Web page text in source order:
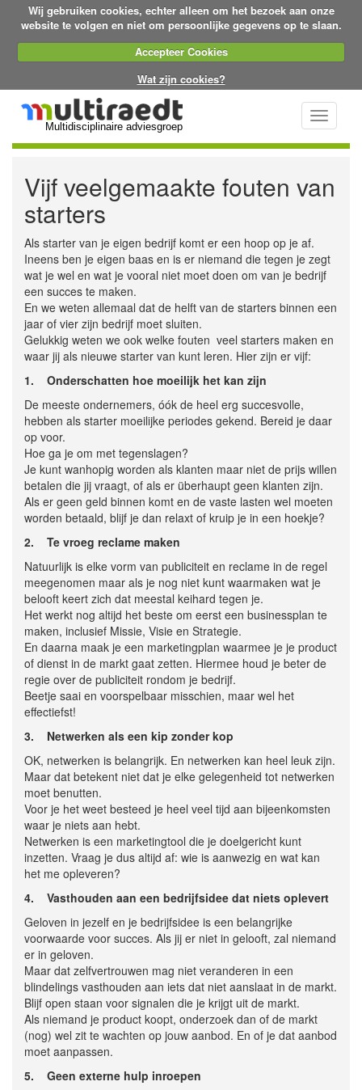
Wij gebruiken cookies, echter alleen om het bezoek aan onze
website te volgen en niet om persoonlijke gegevens op te slaan.
Accepteer Cookies
Wat zijn cookies?
Multidisciplinaire adviesgroep
Toggle
Vijf veelgemaakte fouten van
starters
Als starter van je eigen bedrijf komt er een hoop op je af.
Ineens ben je eigen baas en is er niemand die tegen je zegt
wat je wel en wat je vooral niet moet doen om van je bedrijf
een succes te maken.
En we weten allemaal dat de helft van de starters binnen een
jaar of vier zijn bedrijf moet sluiten.
Gelukkig weten we ook welke fouten veel starters maken en
waar jij als nieuwe starter van kunt leren. Hier zijn er vijf:
1. Onderschatten hoe moeilijk het kan zijn
De meeste ondernemers, óók de heel erg succesvolle,
hebben als starter moeilijke periodes gekend. Bereid je daar
op voor.
Hoe ga je om met tegenslagen?
Je kunt wanhopig worden als klanten maar niet de prijs willen
betalen die jij vraagt, of als er überhaupt geen klanten zijn.
Als er geen geld binnen komt en de vaste lasten wel moeten
worden betaald, blijf je dan relaxt of kruip je in een hoekje?
2. Te vroeg reclame maken
Natuurlijk is elke vorm van publiciteit en reclame in de regel
meegenomen maar als je nog niet kunt waarmaken wat je
belooft keert zich dat meestal keihard tegen je.
Het werkt nog altijd het beste om eerst een businessplan te
maken, inclusief Missie, Visie en Strategie.
En daarna maak je een marketingplan waarmee je je product
of dienst in de markt gaat zetten. Hiermee houd je beter de
regie over de publiciteit rondom je bedrijf.
Beetje saai en voorspelbaar misschien, maar wel het
effectiefst!
3.
Netwerken als een kip zonder kop
OK, netwerken is belangrijk. En netwerken kan heel leuk zijn.
Maar dat betekent niet dat je elke gelegenheid tot netwerken
moet benutten.
Voor je het weet besteed je heel veel tijd aan bijeenkomsten
waar je niets aan hebt.
Netwerken is een marketingtool die je doelgericht kunt
inzetten. Vraag je dus altijd af: wie is aanwezig en wat kan
het me opleveren?
4. Vasthouden aan een bedrijfsidee dat niets oplevert
Geloven in jezelf en je bedrijfsidee is een belangrijke
voorwaarde voor succes. Als jij er niet in gelooft, zal niemand
er in geloven.
Maar dat zelfvertrouwen mag niet veranderen in een
blindelings vasthouden aan iets dat niet aanslaat in de markt.
Blijf open staan voor signalen die je krijgt uit de markt.
Als niemand je product koopt, onderzoek dan of de markt
(nog) wel zit te wachten op jouw aanbod. En of je dat aanbod
moet aanpassen.
5. Geen externe hulp inroepen